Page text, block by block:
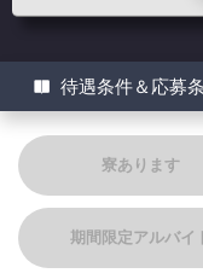
待遇条件＆応募
寮あります
期間限定アルバイ